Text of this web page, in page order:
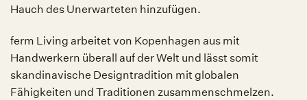
Hauch des Unerwarteten hinzufügen.
ferm Living arbeitet von Kopenhagen aus mit
Handwerkern überall auf der Welt und lässt somit
skandinavische Designtradition mit globalen
Fähigkeiten und Traditionen zusammenschmelzen.